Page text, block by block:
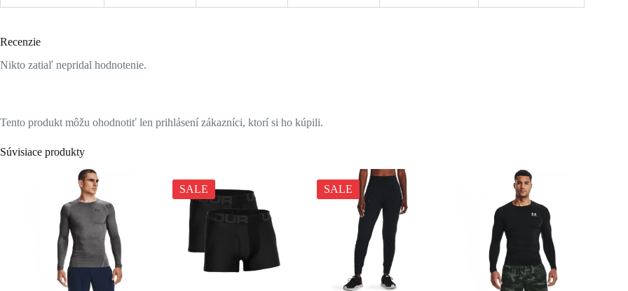
Recenzie
Nikto zatiaľ nepridal hodnotenie.
Tento produkt môžu ohodnotiť len prihlásení zákazníci, ktorí si ho kúpili.
Súvisiace produkty
SALE SALE